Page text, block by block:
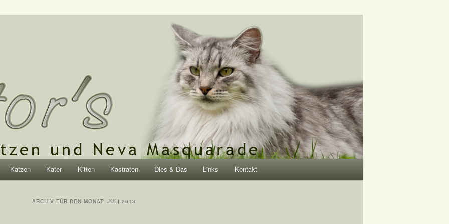
Katzen Kater Kitten Kastraten Dies & Das Links Kontakt
ARCHIV FÜR DEN MONAT: JULI 2013